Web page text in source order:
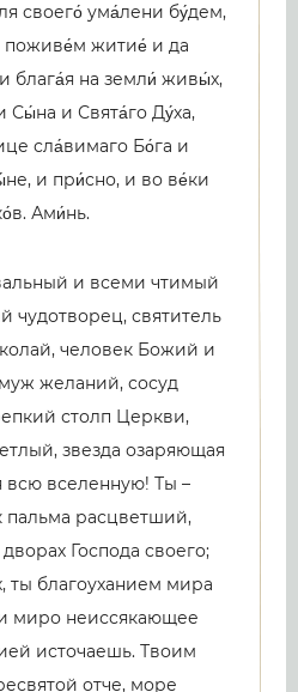
своего́ ума́лени бу́дем,
поживе́м житие́ и да
блага́я на земли́ живы́х,
и Свята́го Ду́ха,
сла́вимаго Бо́га и
и при́сно, и во ве́ки
Ами́нь.
и всеми чтимый
чудотворец, святитель
человек Божий и
желаний, сосуд
столп Церкви,
звезда озаряющая
вселенную! Ты –
пальма расцветший,
Господа своего;
благоуханием мира
миро неиссякающее
источаешь. Твоим
отче, море